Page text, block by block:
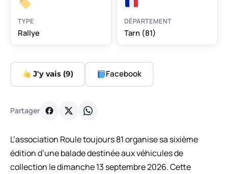
TYPE
Rallye
DÉPARTEMENT
Tarn (81)
J'y vais (9) Facebook
Partager
L’association Roule toujours 81 organise sa sixième
édition d’une balade destinée aux véhicules de
collection le dimanche 13 septembre 2026. Cette